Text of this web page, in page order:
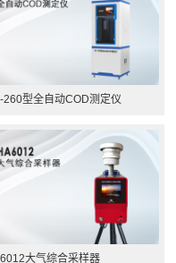
260型全自动COD测定仪
大气综合采样器